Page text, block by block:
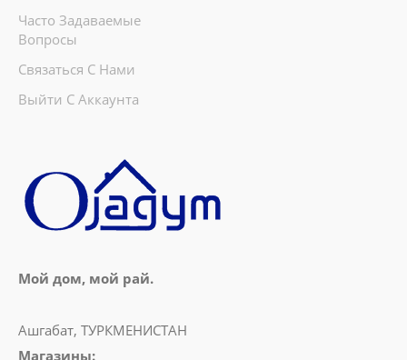
Часто Задаваемые
Вопросы
Связаться С Нами
Выйти С Аккаунта
Мой дом, мой рай.
Ашгабат, ТУРКМЕНИСТАН
Магазины: